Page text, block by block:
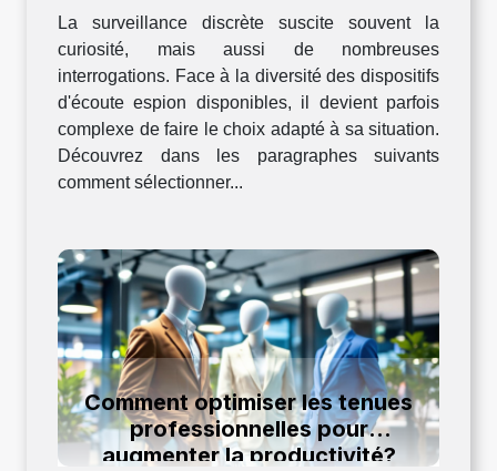
La surveillance discrète suscite souvent la
curiosité, mais aussi de nombreuses
interrogations. Face à la diversité des dispositifs
d'écoute espion disponibles, il devient parfois
complexe de faire le choix adapté à sa situation.
Découvrez dans les paragraphes suivants
comment sélectionner...
Comment optimiser les tenues
professionnelles pour
augmenter la productivité?